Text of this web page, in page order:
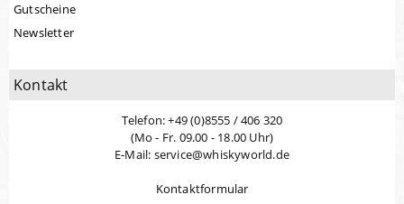
Gutscheine
Newsletter
Kontakt
Telefon: +49 (0)8555 / 406 320
(Mo - Fr. 09.00 - 18.00 Uhr)
E-Mail: service@whiskyworld.de
Kontaktformular